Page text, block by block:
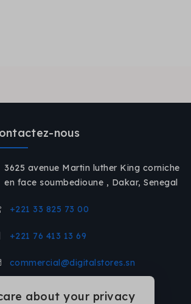
nous
3625 avenue Martin luther King corniche
en face soumbedioune , Dakar, Senegal
+221 33 825 73 00
+221 76 413 13 69
commercial@digitalstores.sn
about your privacy